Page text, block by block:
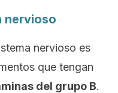
nervioso
nervioso es
que tengan
del grupo B.